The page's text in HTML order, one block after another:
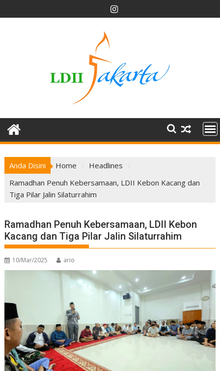
to
Anda Disini Home
Headlines
Ramadhan Penuh Kebersamaan, LDII Kebon Kacang dan
Tiga Pilar Jalin Silaturrahim
Ramadhan Penuh Kebersamaan, LDII Kebon
Kacang dan Tiga Pilar Jalin Silaturrahim
10/Mar/2025 ario